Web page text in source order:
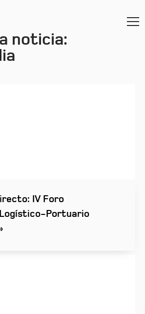
noticia:
IV Foro
Logístico-Portuario